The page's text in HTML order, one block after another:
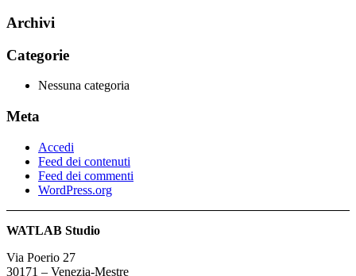
Archivi
Categorie
Nessuna categoria
Meta
Accedi
Feed dei contenuti
Feed dei commenti
WordPress.org
WATLAB Studio
Via Poerio 27
30171 – Venezia-Mestre